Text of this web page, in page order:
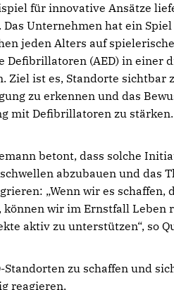
für innovative Ansätze
Das Unternehmen hat ein
jeden Alters auf
Defibrillatoren (AED) in einer
Ziel ist es, Standorte sichtbar
zu erkennen und das
mit Defibrillatoren zu stärken.
betont, dass solche
abzubauen und das
„Wenn wir es schaffen,
wir im Ernstfall Leben
aktiv zu unterstützen“, so
zu schaffen und
reagieren.